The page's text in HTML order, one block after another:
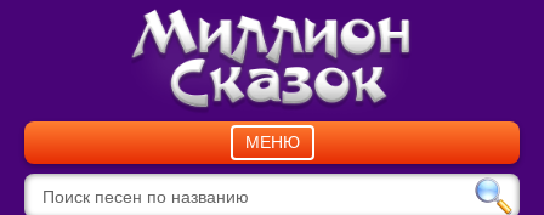
МЕНЮ